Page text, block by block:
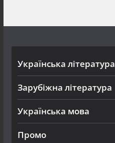
Українська література
Зарубіжна література
Українська мова
Промо